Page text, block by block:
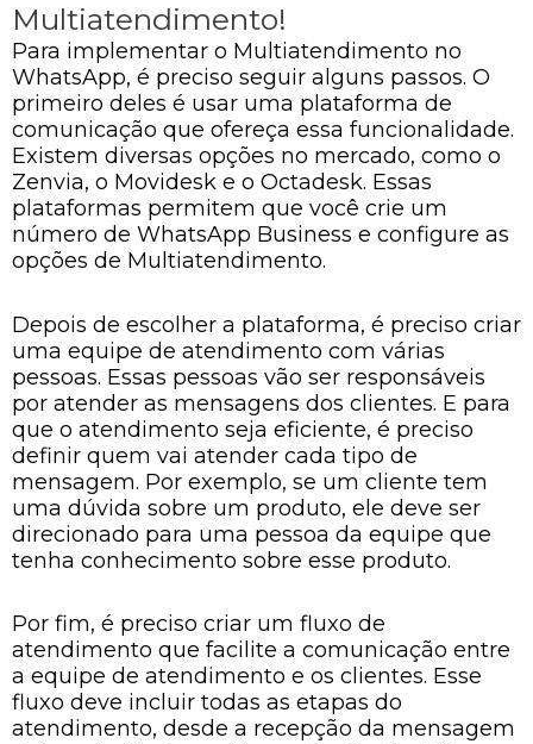
Multiatendimento!
Para implementar o Multiatendimento no
WhatsApp, é preciso seguir alguns passos. O
primeiro deles é usar uma plataforma de
comunicação que ofereça essa funcionalidade.
Existem diversas opções no mercado, como o
Zenvia, o Movidesk e o Octadesk. Essas
plataformas permitem que você crie um
número de WhatsApp Business e configure as
opções de Multiatendimento.
Depois de escolher a plataforma, é preciso criar
uma equipe de atendimento com várias
pessoas. Essas pessoas vão ser responsáveis
por atender as mensagens dos clientes. E para
que o atendimento seja eficiente, é preciso
definir quem vai atender cada tipo de
mensagem. Por exemplo, se um cliente tem
uma dúvida sobre um produto, ele deve ser
direcionado para uma pessoa da equipe que
tenha conhecimento sobre esse produto.
Por fim, é preciso criar um fluxo de
atendimento que facilite a comunicação entre
a equipe de atendimento e os clientes. Esse
fluxo deve incluir todas as etapas do
atendimento, desde a recepção da mensagem